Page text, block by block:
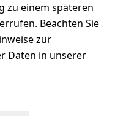
zu einem späteren
Beachten Sie
zur
Daten in unserer
Post